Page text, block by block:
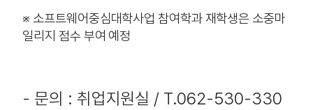
※ 소프트웨어중심대학사업 참여학과 재학생은 소중마
일리지 점수 부여 예정
- 문의 : 취업지원실 / T.062-530-330